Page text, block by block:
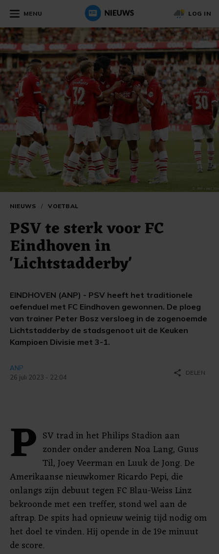
MENU LOG IN
NIEUWS / VOETBAL
PSV te sterk voor FC
Eindhoven in
'Lichtstadderby'
EINDHOVEN (ANP) - PSV heeft het traditionele
oefenduel met FC Eindhoven gewonnen. De ploeg
van trainer Peter Bosz versloeg in de zogenoemde
Lichtstadderby de stadsgenoot uit de Keuken
Kampioen Divisie met 3-1.
ANP
26 juli 2023 - 22:04
share DELEN
P SV trad in het Philips Stadion aan
zonder onder anderen Noa Lang, Guus
Til, Joey Veerman en Luuk de Jong. De
Amerikaanse nieuwkomer Ricardo Pepi, die
onlangs zijn debuut tegen FC Blau-Weiss Linz
bekroonde met een treffer, stond wel aan de
aftrap. De spits had opnieuw weinig tijd nodig om
het doel te vinden. Hij opende in de 19e minuut
de score.